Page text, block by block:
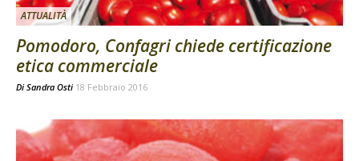
ATTUALITÀ
Pomodoro, Confagri chiede certificazione
etica commerciale
Di Sandra Osti 18 Febbraio 2016